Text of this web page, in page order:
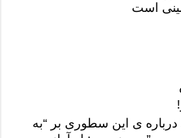
است
درباره ی این سطوری بر “به